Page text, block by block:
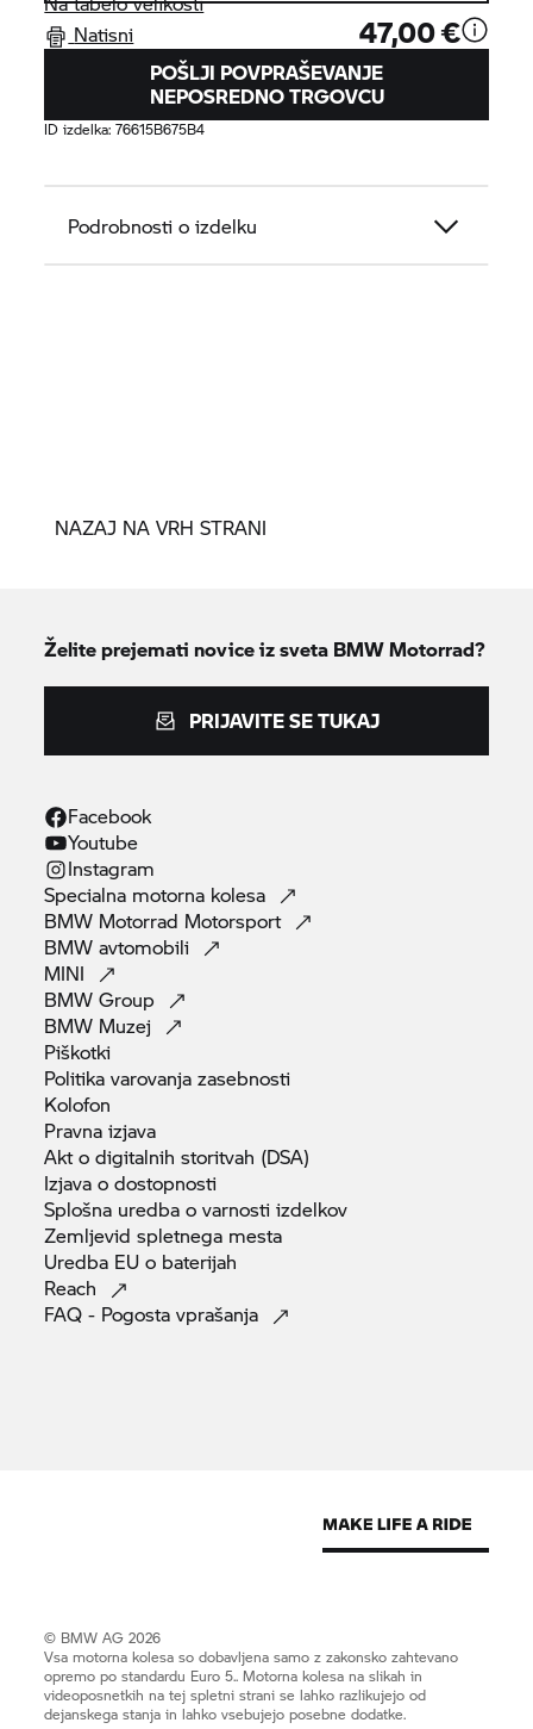
Natisni
47,00 €
POŠLJI POVPRAŠEVANJE
NEPOSREDNO TRGOVCU
ID izdelka:76615B675B4
Podrobnosti o izdelku
NAZAJ NA VRH STRANI
Želite prejemati novice iz sveta BMW Motorrad?
PRIJAVITE SE TUKAJ
Facebook
Youtube
Instagram
Specialna motorna kolesa
BMW Motorrad Motorsport
BMWavtomobili
MINI
BMWGroup
BMW Muzej
Piškotki
Politika varovanjazasebnosti
Kolofon
Pravnaizjava
Akt o digitalnih storitvah (DSA)
Izjava odostopnosti
Splošna uredba o varnostiizdelkov
Zemljevid spletnega mesta
Uredba EU o baterijah
Reach
FAQ - Pogostavprašanja
© BMW AG 2026
Vsa motorna kolesa so dobavljena samo z zakonsko zahtevano
opremo po standardu Euro 5.. Motorna kolesa na slikah in
videoposnetkih na tej spletni strani se lahko razlikujejo od
dejanskega stanja in lahko vsebujejo posebne dodatke.